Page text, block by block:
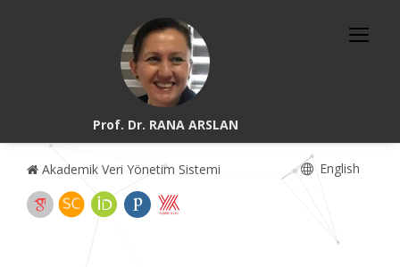
Prof. Dr. RANA ARSLAN
Akademik Veri Yönetim Sistemi English